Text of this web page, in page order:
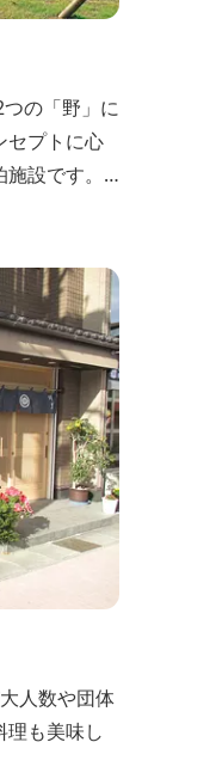
セプトに心
施設です。 5
、プライベ
人数や団体
理も美味し